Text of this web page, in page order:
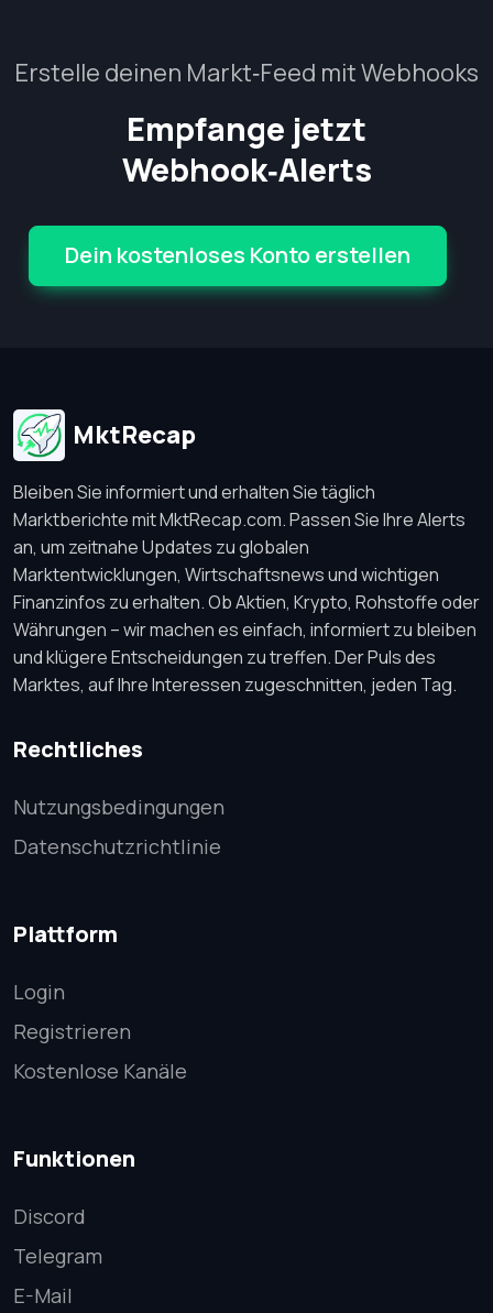
Erstelle deinen Markt‑Feed mit Webhooks
Empfange jetzt
Webhook‑Alerts
Dein kostenloses Konto erstellen
MktRecap
Bleiben Sie informiert und erhalten Sie täglich
Marktberichte mit MktRecap.com. Passen Sie Ihre Alerts
an, um zeitnahe Updates zu globalen
Marktentwicklungen, Wirtschaftsnews und wichtigen
Finanzinfos zu erhalten. Ob Aktien, Krypto, Rohstoffe oder
Währungen – wir machen es einfach, informiert zu bleiben
und klügere Entscheidungen zu treffen. Der Puls des
Marktes, auf Ihre Interessen zugeschnitten, jeden Tag.
Rechtliches
Nutzungsbedingungen
Datenschutzrichtlinie
Plattform
Login
Registrieren
Kostenlose Kanäle
Funktionen
Discord
Telegram
E-Mail